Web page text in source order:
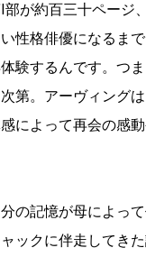
が約百三十ペー
性格俳優になるま
験するんです。つ
第。アーヴィング
によって再会の感
の記憶が母によっ
ックに伴走してき